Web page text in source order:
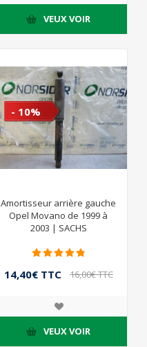
VEUX VOIR
- 10%
Amortisseur arrière gauche
Opel Movano de 1999 à
2003 | SACHS
14,40€ TTC 16,00€ TTC
VEUX VOIR